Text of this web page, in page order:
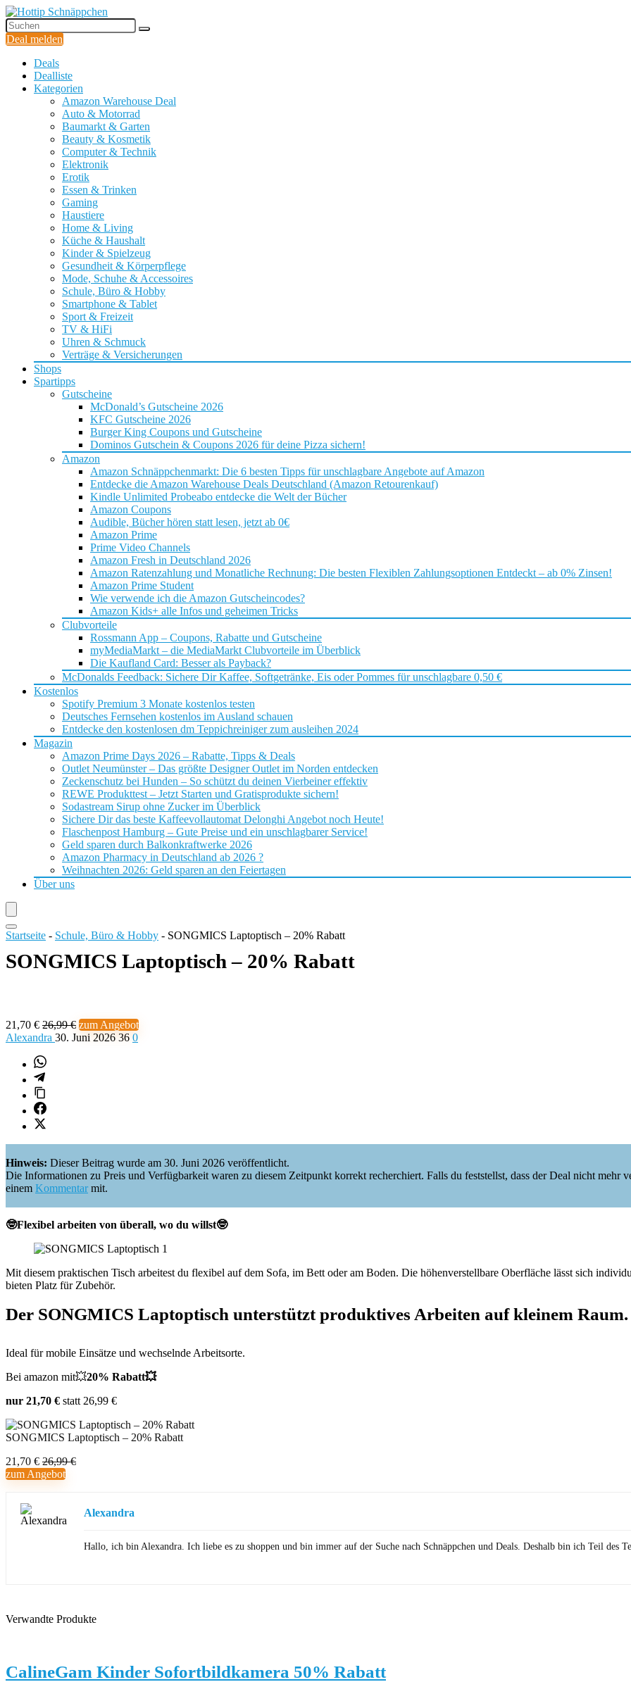
Deal melden
Deals
Dealliste
Kategorien
Amazon Warehouse Deal
Auto & Motorrad
Baumarkt & Garten
Beauty & Kosmetik
Computer & Technik
Elektronik
Erotik
Essen & Trinken
Gaming
Haustiere
Home & Living
Küche & Haushalt
Kinder & Spielzeug
Gesundheit & Körperpflege
Mode, Schuhe & Accessoires
Schule, Büro & Hobby
Smartphone & Tablet
Sport & Freizeit
TV & HiFi
Uhren & Schmuck
Verträge & Versicherungen
Shops
Spartipps
Gutscheine
McDonald’s Gutscheine 2026
KFC Gutscheine 2026
Burger King Coupons und Gutscheine
Dominos Gutschein & Coupons 2026 für deine Pizza sichern!
Amazon
Amazon Schnäppchenmarkt: Die 6 besten Tipps für unschlagbare Angebote auf Amazon
Entdecke die Amazon Warehouse Deals Deutschland (Amazon Retourenkauf)
Kindle Unlimited Probeabo entdecke die Welt der Bücher
Amazon Coupons
Audible, Bücher hören statt lesen, jetzt ab 0€
Amazon Prime
Prime Video Channels
Amazon Fresh in Deutschland 2026
Amazon Ratenzahlung und Monatliche Rechnung: Die besten Flexiblen Zahlungsoptionen Entdeckt – ab 0% Zinsen!
Amazon Prime Student
Wie verwende ich die Amazon Gutscheincodes?
Amazon Kids+ alle Infos und geheimen Tricks
Clubvorteile
Rossmann App – Coupons, Rabatte und Gutscheine
myMediaMarkt – die MediaMarkt Clubvorteile im Überblick
Die Kaufland Card: Besser als Payback?
McDonalds Feedback: Sichere Dir Kaffee, Softgetränke, Eis oder Pommes für unschlagbare 0,50 €
Kostenlos
Spotify Premium 3 Monate kostenlos testen
Deutsches Fernsehen kostenlos im Ausland schauen
Entdecke den kostenlosen dm Teppichreiniger zum ausleihen 2024
Magazin
Amazon Prime Days 2026 – Rabatte, Tipps & Deals
Outlet Neumünster – Das größte Designer Outlet im Norden entdecken
Zeckenschutz bei Hunden – So schützt du deinen Vierbeiner effektiv
REWE Produkttest – Jetzt Starten und Gratisprodukte sichern!
Sodastream Sirup ohne Zucker im Überblick
Sichere Dir das beste Kaffeevollautomat Delonghi Angebot noch Heute!
Flaschenpost Hamburg – Gute Preise und ein unschlagbarer Service!
Geld sparen durch Balkonkraftwerke 2026
Amazon Pharmacy in Deutschland ab 2026 ?
Weihnachten 2026: Geld sparen an den Feiertagen
Über uns
Startseite - Schule, Büro & Hobby - SONGMICS Laptoptisch – 20% Rabatt
SONGMICS Laptoptisch – 20% Rabatt
21,70 € 26,99 € zum Angebot
Alexandra 30. Juni 2026 36 0
Hinweis: Dieser Beitrag wurde am 30. Juni 2026 veröffentlicht.
Die Informationen zu Preis und Verfügbarkeit waren zu diesem Zeitpunkt korrekt recherchiert. Falls du feststellst, dass der Deal nicht mehr
einem Kommentarmit.
🤓Flexibel arbeiten von überall, wo du willst🤓
Mit diesem praktischen Tisch arbeitest du flexibel auf dem Sofa, im Bett oder am Boden. Die höhenverstellbare Oberfläche lässt sich
bieten Platz für Zubehör.
Der SONGMICS Laptoptisch unterstützt produktives Arbeiten auf kleinem Raum.
Ideal für mobile Einsätze und wechselnde Arbeitsorte.
Bei amazon mit💥20% Rabatt💥
nur 21,70 € statt 26,99 €
SONGMICS Laptoptisch – 20% Rabatt
21,70 € 26,99 €
zum Angebot
Alexandra
Hallo, ich bin Alexandra. Ich liebe es zu shoppen und bin immer auf der Suche nach Schnäppchen und Deals. Deshalb bin ich Teil des
Verwandte Produkte
CalineGam Kinder Sofortbildkamera 50% Rabatt